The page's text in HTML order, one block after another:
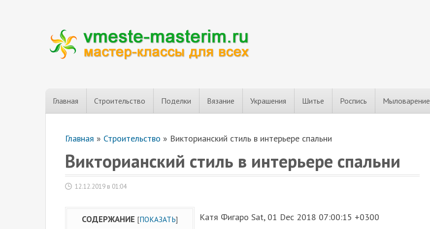
Главная Строительство Поделки Вязание Украшения Шитье Роспись Мыловарение
Главная » Строительство » Викторианский стиль в интерьере спальни
Викторианский стиль в интерьере спальни
12.12.2019 в 01:04
СОДЕРЖАНИЕ [ПОКАЗАТЬ]
Катя Фигаро Sat, 01 Dec 2018 07:00:15 +0300